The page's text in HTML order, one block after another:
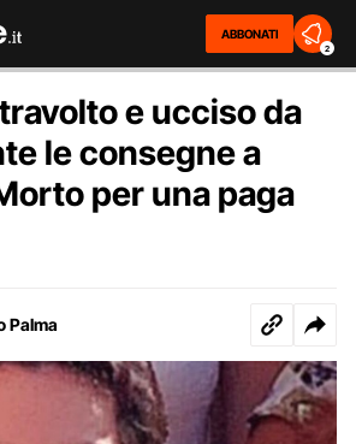
ABBONATI
2
e ucciso da
le consegne a
per una paga
Palma